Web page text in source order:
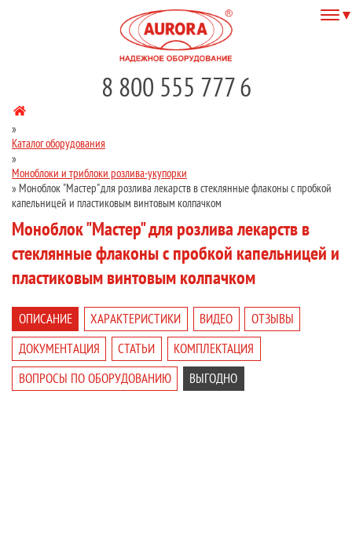
8 800 555 777 6
»
Каталог оборудования
»
Моноблоки и триблоки розлива-укупорки
» Моноблок "Мастер" для розлива лекарств в стеклянные флаконы с пробкой
капельницей и пластиковым винтовым колпачком
Моноблок "Мастер" для розлива лекарств в
стеклянные флаконы с пробкой капельницей и
пластиковым винтовым колпачком
ОПИСАНИЕ ХАРАКТЕРИСТИКИ ВИДЕО
ОТЗЫВЫ
ДОКУМЕНТАЦИЯ
СТАТЬИ
КОМПЛЕКТАЦИЯ
ВОПРОСЫ ПО ОБОРУДОВАНИЮ
ВЫГОДНО